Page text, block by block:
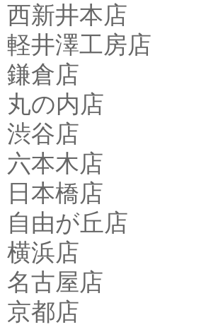
西新井本店
軽井澤工房店
鎌倉店
丸の内店
渋谷店
六本木店
日本橋店
自由が丘店
横浜店
名古屋店
京都店